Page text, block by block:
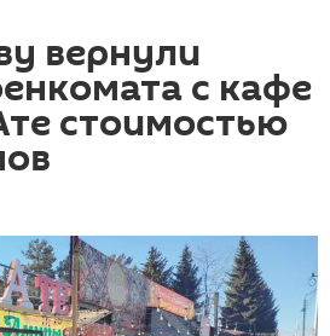
вернули
с кафе
стоимостью